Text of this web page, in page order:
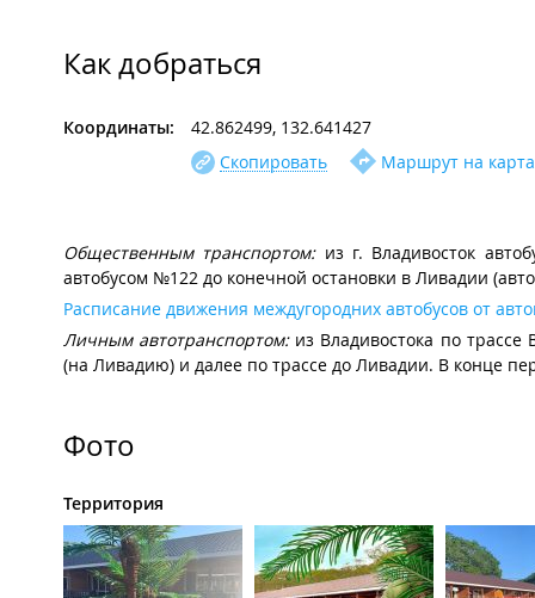
Как добраться
Координаты:
42.862499, 132.641427
Скопировать
Маршрут на
Общественным транспортом:из г. Владивосток
автобусом №122 до конечной остановки в Ливадии
Расписание движения междугородних автобусов от
Личным автотранспортом: из Владивостока по
(на Ливадию) и далее по трассе до Ливадии. В конце
Фото
Территория